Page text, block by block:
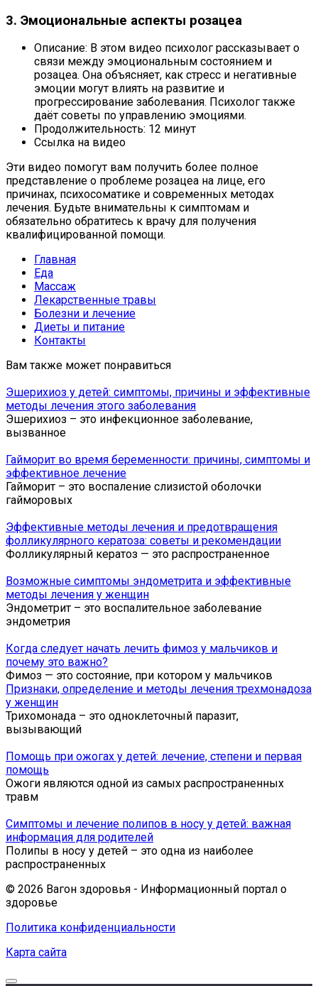
3. Эмоциональные аспекты розацеа
Описание: В этом видео психолог рассказывает о
связи между эмоциональным состоянием и
розацеа. Она объясняет, как стресс и негативные
эмоции могут влиять на развитие и
прогрессирование заболевания. Психолог также
даёт советы по управлению эмоциями.
Продолжительность: 12 минут
Ссылка на видео
Эти видео помогут вам получить более полное
представление о проблеме розацеа на лице, его
причинах, психосоматике и современных методах
лечения. Будьте внимательны к симптомам и
обязательно обратитесь к врачу для получения
квалифицированной помощи.
Главная
Еда
Массаж
Лекарственные травы
Болезни и лечение
Диеты и питание
Контакты
Вам также может понравиться
Эшерихиоз у детей: симптомы, причины и эффективные
методы лечения этого заболевания
Эшерихиоз – это инфекционное заболевание,
вызванное
Гайморит во время беременности: причины, симптомы и
эффективное лечение
Гайморит – это воспаление слизистой оболочки
гайморовых
Эффективные методы лечения и предотвращения
фолликулярного кератоза: советы и рекомендации
Фолликулярный кератоз — это распространенное
Возможные симптомы эндометрита и эффективные
методы лечения у женщин
Эндометрит – это воспалительное заболевание
эндометрия
Когда следует начать лечить фимоз у мальчиков и
почему это важно?
Фимоз — это состояние, при котором у мальчиков
Признаки, определение и методы лечения трехмонадоза
у женщин
Трихомонада – это одноклеточный паразит,
вызывающий
Помощь при ожогах у детей: лечение, степени и первая
помощь
Ожоги являются одной из самых распространенных
травм
Симптомы и лечение полипов в носу у детей: важная
информация для родителей
Полипы в носу у детей – это одна из наиболее
распространенных
© 2026 Вагон здоровья - Информационный портал о
здоровье
Политика конфиденциальности
Карта сайта